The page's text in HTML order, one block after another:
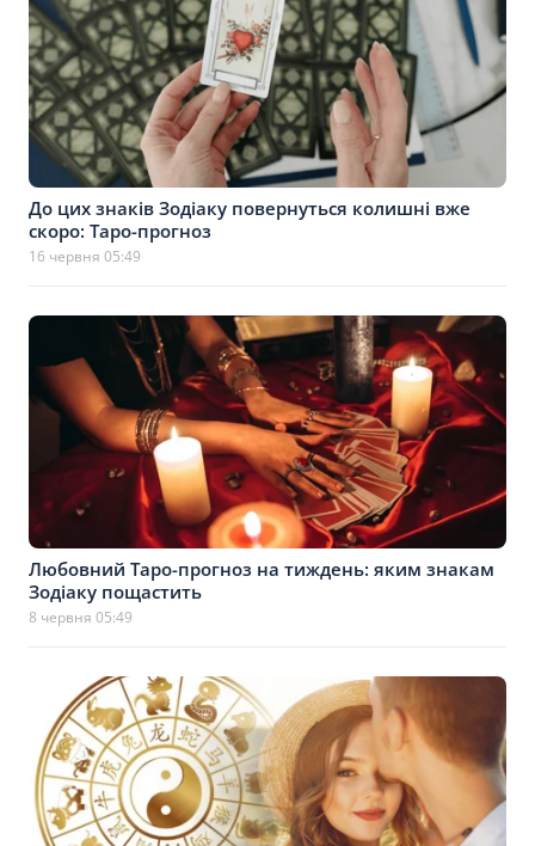
До цих знаків Зодіаку повернуться колишні вже
скоро: Таро-прогноз
16 червня 05:49
Любовний Таро-прогноз на тиждень: яким знакам
Зодіаку пощастить
8 червня 05:49